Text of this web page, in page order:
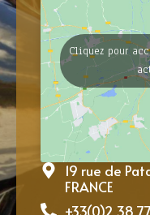
Cliquez pour
19 rue de
FRANCE